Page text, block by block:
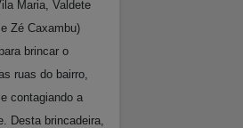
Maria, Valdete
Zé Caxambu)
brincar o
ruas do bairro,
contagiando a
Desta brincadeira,